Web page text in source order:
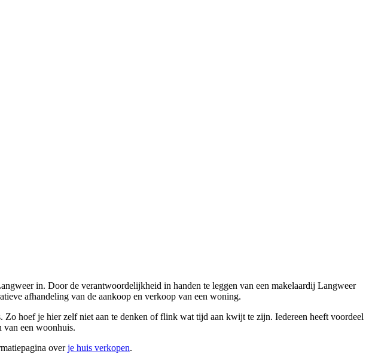
in. Door de verantwoordelijkheid in handen te leggen van een makelaardij Langweer
afhandeling van de aankoop en verkoop van een woning.
hoef je hier zelf niet aan te denken of flink wat tijd aan kwijt te zijn. Iedereen heeft voordeel
van een woonhuis.
overje huis verkopen.